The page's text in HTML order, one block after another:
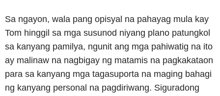
Sa ngayon, wala pang opisyal na pahayag mula kay
Tom hinggil sa mga susunod niyang plano patungkol
sa kanyang pamilya, ngunit ang mga pahiwatig na ito
ay malinaw na nagbigay ng matamis na pagkakataon
para sa kanyang mga tagasuporta na maging bahagi
ng kanyang personal na pagdiriwang. Siguradong